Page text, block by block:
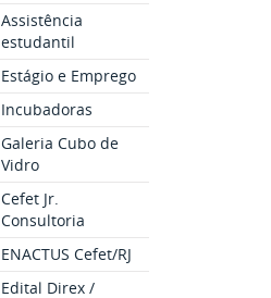
Assistência
estudantil
Estágio e Emprego
Incubadoras
Galeria Cubo de
Vidro
Cefet Jr.
Consultoria
ENACTUS Cefet/RJ
Edital Direx /